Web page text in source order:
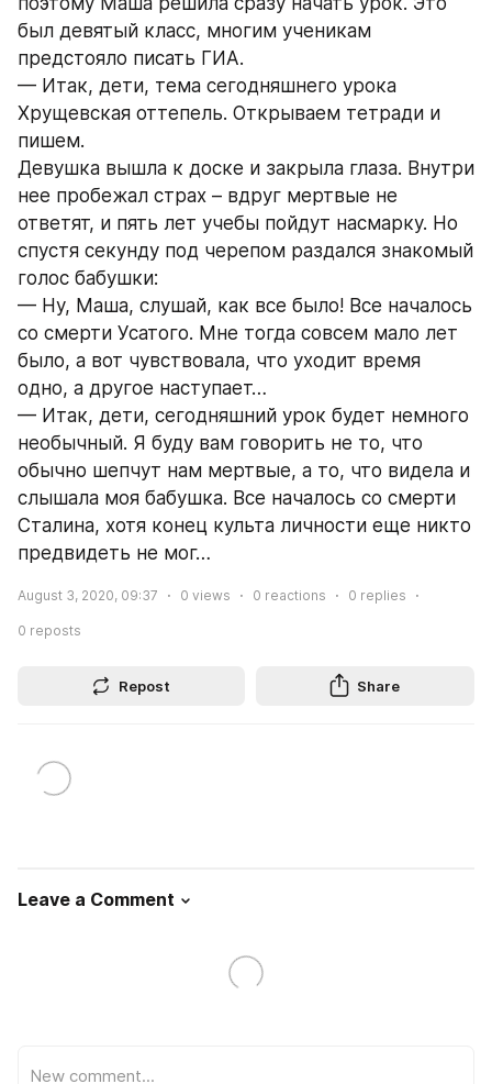
был девятый класс, многим ученикам
предстояло писать ГИА.
— Итак, дети, тема сегодняшнего урока
Хрущевская оттепель. Открываем тетради и
пишем.
Девушка вышла к доске и закрыла глаза. Внутри
нее пробежал страх – вдруг мертвые не
ответят, и пять лет учебы пойдут насмарку. Но
спустя секунду под черепом раздался знакомый
голос бабушки:
— Ну, Маша, слушай, как все было! Все началось
со смерти Усатого. Мне тогда совсем мало лет
было, а вот чувствовала, что уходит время
одно, а другое наступает…
— Итак, дети, сегодняшний урок будет немного
необычный. Я буду вам говорить не то, что
обычно шепчут нам мертвые, а то, что видела и
слышала моя бабушка. Все началось со смерти
Сталина, хотя конец культа личности еще никто
предвидеть не мог…
August 3, 2020, 09:37 0 views 0 reactions 0 replies
0 reposts
Repost Share
Leave a Comment